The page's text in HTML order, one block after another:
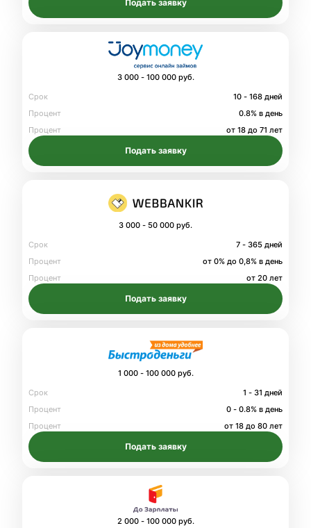
Подать заявку
3 000 - 100 000 руб.
Срок
10 - 168 дней
Процент
0.8% в день
Процент
от 18 до 71 лет
Подать заявку
3 000 - 50 000 руб.
Срок
7 - 365 дней
Процент
от 0% до 0,8% в день
Процент
от 20 лет
Подать заявку
1 000 - 100 000 руб.
Срок
1 - 31 дней
Процент
0 - 0.8% в день
Процент
от 18 до 80 лет
Подать заявку
2 000 - 100 000 руб.